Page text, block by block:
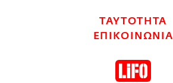
ΤΑΥΤΟΤΗΤΑ
ΕΠΙΚΟΙΝΩΝΙΑ